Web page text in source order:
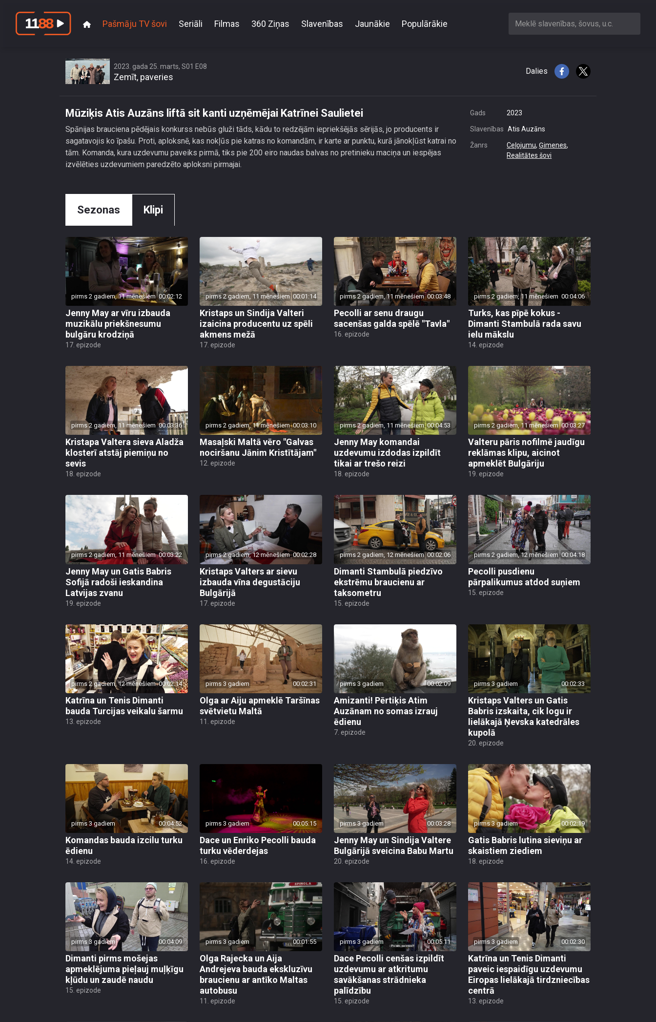
Pašmāju TV šovi Seriāli Filmas 360 Ziņas Slavenības Jaunākie Populārākie Meklē slavenības, šovus, u.c.
2023. gada 25. marts, S01 E08
Zemīt, paveries
Dalies
Mūziķis Atis Auzāns liftā sit kanti uzņēmējai Katrīnei Saulietei
Spānijas brauciena pēdējais konkurss nebūs gluži tāds, kādu to redzējām iepriekšējās sērijās, jo producents ir
sagatavojis ko īpašu. Proti, aploksnē, kas nokļūs pie katras no komandām, ir karte ar punktu, kurā jānokļūst katrai no
tām. Komanda, kura uzdevumu paveiks pirmā, tiks pie 200 eiro naudas balvas no pretinieku maciņa un iespējas
izvēlēties uzdevumiem paredzēto aploksni pirmajai.
Gads 2023
Slavenības Atis Auzāns
Žanrs Ceļojumu,Ģimenes,
Realitātes šovi
Sezonas Klipi
pirms 2 gadiem, 11 mēnešiem 00:02:12
Jenny May ar vīru izbauda
muzikālu priekšnesumu
bulgāru krodziņā
17. epizode
pirms 2 gadiem, 11 mēnešiem 00:01:14
Kristaps un Sindija Valteri
izaicina producentu uz spēli
akmens mežā
17. epizode
pirms 2 gadiem, 11 mēnešiem 00:03:48
Pecolli ar senu draugu
sacenšas galda spēlē "Tavla"
16. epizode
pirms 2 gadiem, 11 mēnešiem 00:04:06
Turks, kas pīpē kokus -
Dimanti Stambulā rada savu
ielu mākslu
14. epizode
pirms 2 gadiem, 11 mēnešiem 00:03:36
Kristapa Valtera sieva Aladža
klosterī atstāj piemiņu no
sevis
18. epizode
pirms 2 gadiem, 11 mēnešiem 00:03:10
Masaļski Maltā vēro "Galvas
nociršanu Jānim Kristītājam"
12. epizode
pirms 2 gadiem, 11 mēnešiem 00:04:53
Jenny May komandai
uzdevumu izdodas izpildīt
tikai ar trešo reizi
18. epizode
pirms 2 gadiem, 11 mēnešiem 00:03:27
Valteru pāris nofilmē jaudīgu
reklāmas klipu, aicinot
apmeklēt Bulgāriju
19. epizode
pirms 2 gadiem, 11 mēnešiem 00:03:22
Jenny May un Gatis Babris
Sofijā radoši ieskandina
Latvijas zvanu
19. epizode
pirms 2 gadiem, 12 mēnešiem 00:02:28
Kristaps Valters ar sievu
izbauda vīna degustāciju
Bulgārijā
17. epizode
pirms 2 gadiem, 12 mēnešiem 00:02:06
Dimanti Stambulā piedzīvo
ekstrēmu braucienu ar
taksometru
15. epizode
pirms 2 gadiem, 12 mēnešiem 00:04:18
Pecolli pusdienu
pārpalikumus atdod suņiem
15. epizode
pirms 2 gadiem, 12 mēnešiem 00:02:14
Katrīna un Tenis Dimanti
bauda Turcijas veikalu šarmu
13. epizode
pirms 3 gadiem 00:02:31
Olga ar Aiju apmeklē Taršīnas
svētvietu Maltā
11. epizode
pirms 3 gadiem 00:02:09
Amizanti! Pērtiķis Atim
Auzānam no somas izrauj
ēdienu
7. epizode
pirms 3 gadiem 00:02:33
Kristaps Valters un Gatis
Babris izskaita, cik logu ir
lielākajā Ņevska katedrāles
kupolā
20. epizode
pirms 3 gadiem 00:04:52
Komandas bauda izcilu turku
ēdienu
14. epizode
pirms 3 gadiem 00:05:15
Dace un Enriko Pecolli bauda
turku vēderdejas
16. epizode
pirms 3 gadiem 00:03:28
Jenny May un Sindija Valtere
Bulgārijā sveicina Babu Martu
20. epizode
pirms 3 gadiem 00:02:19
Gatis Babris lutina sieviņu ar
skaistiem ziediem
18. epizode
pirms 3 gadiem 00:04:09
Dimanti pirms mošejas
apmeklējuma pieļauj muļķīgu
kļūdu un zaudē naudu
15. epizode
pirms 3 gadiem 00:01:55
Olga Rajecka un Aija
Andrejeva bauda ekskluzīvu
braucienu ar antīko Maltas
autobusu
11. epizode
pirms 3 gadiem 00:05:11
Dace Pecolli cenšas izpildīt
uzdevumu ar atkritumu
savākšanas strādnieka
palīdzību
15. epizode
pirms 3 gadiem 00:02:30
Katrīna un Tenis Dimanti
paveic iespaidīgu uzdevumu
Eiropas lielākajā tirdzniecības
centrā
13. epizode